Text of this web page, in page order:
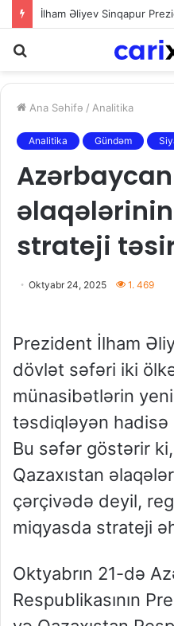
İlham Əliyev Sinqapur
Ana Səhifə / Analitika
Analitika Gündəm
strateji
Oktyabr 24, 2025 1. 469
Prezident İlham
dövlət səfəri iki
münasibətlərin
təsdiqləyən hadisə
Bu səfər göstərir
Qazaxıstan
çərçivədə deyil,
miqyasda strateji
Oktyabrın 21-də
Respublikasının